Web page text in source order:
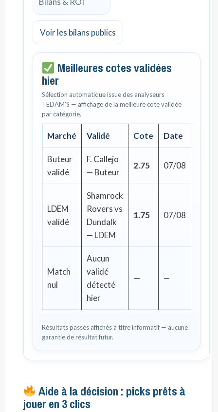
Voir les bilans publics
Meilleures cotes validées
hier
Sélection automatique issue des analyseurs
TEDAM’S — affichage de la meilleure cote validée
par catégorie.
Marché Validé Cote Date
Buteur
validé
F. Callejo
— Buteur
2.75 07/08
LDEM
validé
Shamrock
Rovers vs
Dundalk
— LDEM
1.75 07/08
Match
nul
Aucun
validé
détecté
hier
— —
Résultats passés affichés à titre informatif — aucune
garantie de résultat futur.
Aide à la décision : picks prêts à
jouer en 3 clics